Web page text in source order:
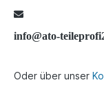
info@ato-
Oder über unser